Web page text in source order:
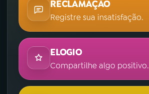
RECLAMAÇÃO
Registre sua insatisfação.
ELOGIO
Compartilhe algo positivo.